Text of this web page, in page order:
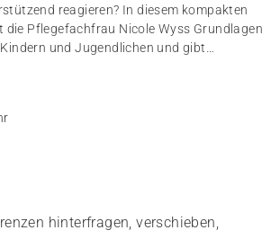
reagieren? In diesem kompakten
Pflegefachfrau Nicole Wyss Grundlagen
und Jugendlichen und gibt